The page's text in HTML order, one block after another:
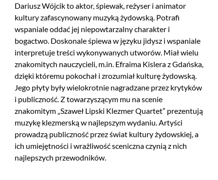
Dariusz Wójcik to aktor, śpiewak, reżyser i animator
kultury zafascynowany muzyką żydowską. Potrafi
wspaniale oddać jej niepowtarzalny charakter i
bogactwo. Doskonale śpiewa w języku jidysz i wspaniale
interpretuje treści wykonywanych utworów. Miał wielu
znakomitych nauczycieli, m.in. Efraima Kislera z Gdańska,
dzięki któremu pokochał i zrozumiał kulturę żydowską.
Jego płyty były wielokrotnie nagradzane przez krytyków
i publiczność. Z towarzyszącym mu na scenie
znakomitym „Szaweł Lipski Klezmer Quartet” prezentują
muzykę klezmerską w najlepszym wydaniu. Artyści
prowadzą publiczność przez świat kultury żydowskiej, a
ich umiejętności i wrażliwość sceniczna czynią z nich
najlepszych przewodników.